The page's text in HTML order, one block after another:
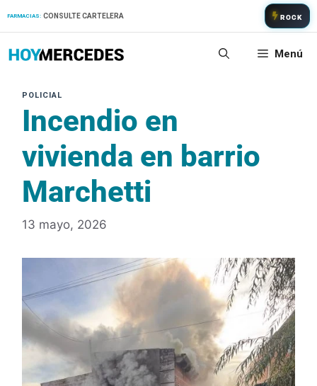
FARMACIAS: CONSULTE CARTELERA ROCK
Menú
Incendio en
vivienda en barrio
Marchetti
13 mayo, 2026